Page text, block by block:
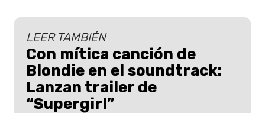
LEER TAMBIÉN
Con mítica canción de
Blondie en el soundtrack:
Lanzan trailer de
“Supergirl”